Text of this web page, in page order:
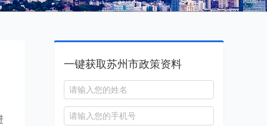
一键获取苏州市政策资料